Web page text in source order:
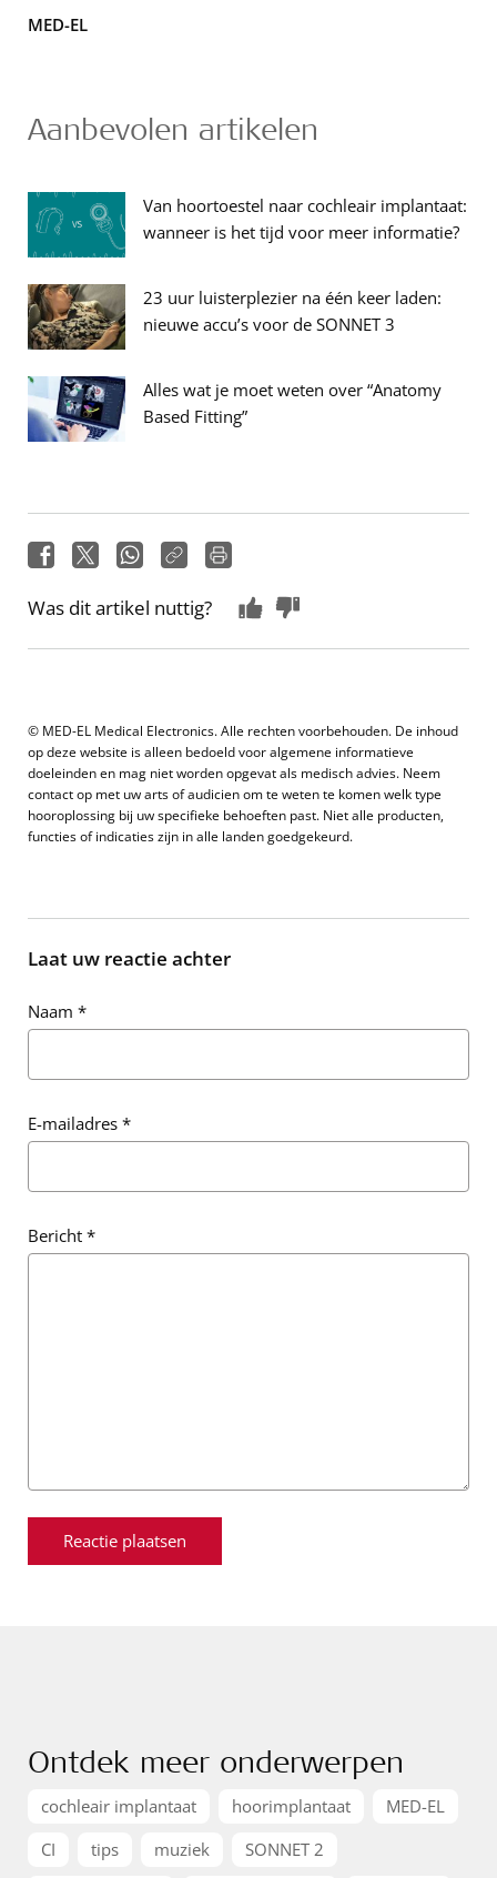
MED-EL
Aanbevolen artikelen
Van hoortoestel naar cochleair implantaat:
wanneer is het tijd voor meer informatie?
23 uur luisterplezier na één keer laden:
nieuwe accu’s voor de SONNET 3
Alles wat je moet weten over “Anatomy
Based Fitting”
Was dit artikel nuttig?
© MED-EL Medical Electronics. Alle rechten voorbehouden. De inhoud
op deze website is alleen bedoeld voor algemene informatieve
doeleinden en mag niet worden opgevat als medisch advies. Neem
contact op met uw arts of audicien om te weten te komen welk type
hooroplossing bij uw specifieke behoeften past. Niet alle producten,
functies of indicaties zijn in alle landen goedgekeurd.
Laat uw reactie achter
Naam *
E-mailadres *
Bericht *
Ontdek meer onderwerpen
cochleair implantaat hoorimplantaat
MED-EL
CI
tips muziek
SONNET 2